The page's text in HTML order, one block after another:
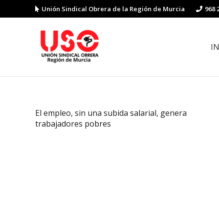
Unión Sindical Obrera de la Región de Murcia 968
El empleo, sin una subida salarial, genera
trabajadores pobres